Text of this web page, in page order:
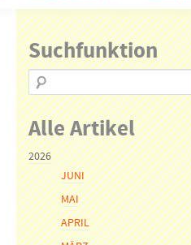
Suchfunktion
Alle Artikel
2026
JUNI
MAI
APRIL